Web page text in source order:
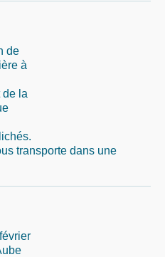
de
à
de la
transporte dans une